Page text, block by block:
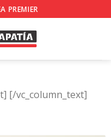
PREMIER
[/vc_column_text]